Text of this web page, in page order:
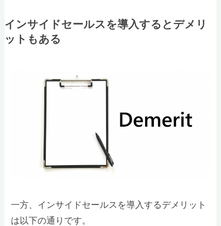
インサイドセールスを導入するとデメリ
ットもある
一方、インサイドセールスを導入するデメリット
は以下の通りです。